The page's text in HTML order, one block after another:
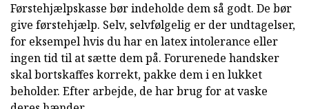
Førstehjælpskasse bør indeholde dem så godt. De bør
give førstehjælp. Selv, selvfølgelig er der undtagelser,
for eksempel hvis du har en latex intolerance eller
ingen tid til at sætte dem på. Forurenede handsker
skal bortskaffes korrekt, pakke dem i en lukket
beholder. Efter arbejde, de har brug for at vaske